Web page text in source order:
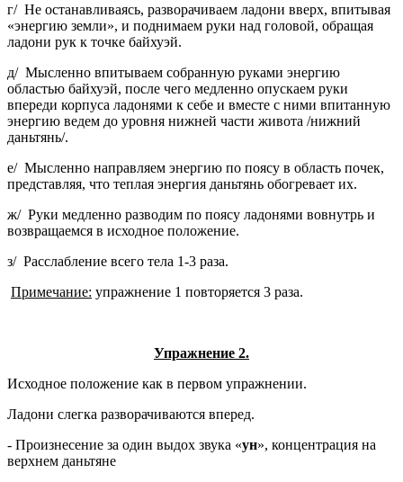
г/ Не останавливаясь, разворачиваем ладони вверх, впитывая
«энергию земли», и поднимаем руки над головой, обращая
ладони рук к точке байхуэй.
д/ Мысленно впитываем собранную руками энергию
областью байхуэй, после чего медленно опускаем руки
впереди корпуса ладонями к себе и вместе с ними впитанную
энергию ведем до уровня нижней части живота /нижний
даньтянь/.
е/ Мысленно направляем энергию по поясу в область почек,
представляя, что теплая энергия даньтянь обогревает их.
ж/ Руки медленно разводим по поясу ладонями вовнутрь и
возвращаемся в исходное положение.
з/ Расслабление всего тела 1-3 раза.
Примечание: упражнение 1 повторяется 3 раза.
Упражнение 2.
Исходное положение как в первом упражнении.
Ладони слегка разворачиваются вперед.
- Произнесение за один выдох звука «ун», концентрация на
верхнем даньтяне